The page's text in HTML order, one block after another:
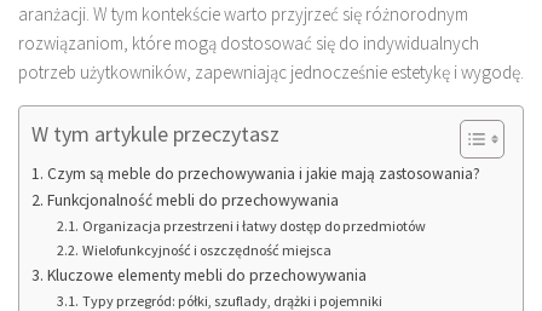
aranżacji. W tym kontekście warto przyjrzeć się różnorodnym
rozwiązaniom, które mogą dostosować się do indywidualnych
potrzeb użytkowników, zapewniając jednocześnie estetykę i wygodę.
W tym artykule przeczytasz
Czym są meble do przechowywania i jakie mają zastosowania?
Funkcjonalność mebli do przechowywania
Organizacja przestrzeni i łatwy dostęp do przedmiotów
Wielofunkcyjność i oszczędność miejsca
Kluczowe elementy mebli do przechowywania
Typy przegród: półki, szuflady, drążki i pojemniki